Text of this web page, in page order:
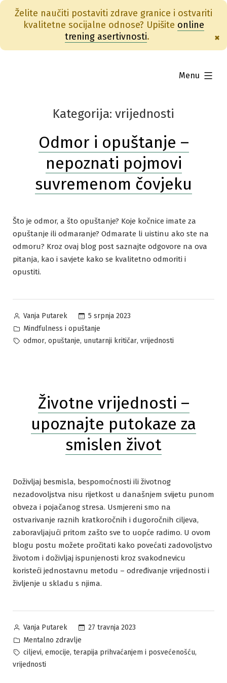
Želite naučiti postaviti zdrave granice i ostvariti
kvalitetne socijalne odnose? Upišite online
trening asertivnosti. ×
Menu
expanded
vrijednosti
Odmor i opuštanje –
nepoznati pojmovi
suvremenom čovjeku
Što je odmor, a što opuštanje? Koje kočnice imate za
opuštanje ili odmaranje? Odmarate li uistinu ako ste na
odmoru? Kroz ovaj blog post saznajte odgovore na ova
pitanja, kao i savjete kako se kvalitetno odmoriti i
opustiti.
Posted
by
Vanja Putarek
5 srpnja 2023
Posted
in
Mindfulness i opuštanje
Tags:
odmor, opuštanje, unutarnji kritičar, vrijednosti
Životne vrijednosti –
upoznajte putokaze za
smislen život
Doživljaj besmisla, bespomoćnosti ili životnog
nezadovoljstva nisu rijetkost u današnjem svijetu punom
obveza i pojačanog stresa. Usmjereni smo na
ostvarivanje raznih kratkoročnih i dugoročnih ciljeva,
zaboravljajući pritom zašto sve to uopće radimo. U ovom
blogu postu možete pročitati kako povećati zadovoljstvo
životom i doživljaj ispunjenosti kroz svakodnevicu
koristeći jednostavnu metodu – određivanje vrijednosti i
življenje u skladu s njima.
Posted
by
Vanja Putarek
27 travnja 2023
Posted
in
Mentalno zdravlje
Tags:
ciljevi, emocije, terapija prihvaćanjem i posvećenošću,
vrijednosti